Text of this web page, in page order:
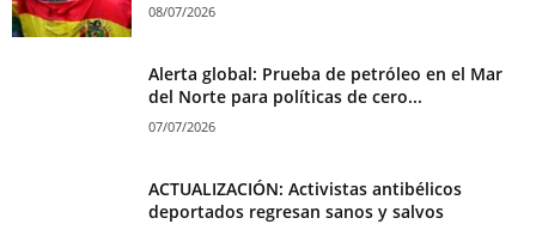
08/07/2026
Alerta global: Prueba de petróleo en el Mar
del Norte para políticas de cero...
07/07/2026
ACTUALIZACIÓN: Activistas antibélicos
deportados regresan sanos y salvos